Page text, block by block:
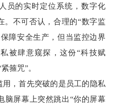
员的实时定位系统，数字化
。不可否认，合理的“数字监
障安全生产，但当监控边界
被肆意窥探，这份“科技赋
箍咒”。
，首先突破的是员工的隐私
脑屏幕上突然跳出“你的屏幕